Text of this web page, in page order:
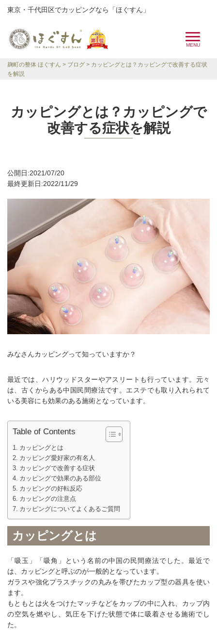
東京・千代田区でカッピングなら「ほぐすん」
麹町の整体 ほぐすん ブログ
カッピングとは？カッピングで改善する症状
を解説
カッピングとは？カッピングで
改善する症状を解説
公開日:2021/07/20
最終更新日:2022/11/29
みなさんカッピングって知っていますか？
最近では、ハリウッドスターやアスリートも行っています。元々
は、古くからある中国民間療法です。エステでも取り入れられて
いる美容にも効果のある施術となっています。
Table of Contents
カッピングとは
カッピング愛好家の有名人
カッピングで改善する症状
カッピングで効果のある部位
カッピングの好転反応
カッピングの注意点
カッピングについてよくあるご質問
カッピングとは
「吸玉」「吸角」という名前の中国の民間療法でした。最近で
は、カッピングと呼ぶのが一般的となっています。
ガラスや強化プラスチックの丸みを帯びたカップ型の器具を使い
ます。
もともとは火をつけたマッチなどをカップの中に入れ、カップ内
の空気を燃やし、気圧を下げた状態で体に吸着させる施術でし
た。